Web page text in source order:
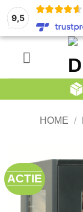
9,5
HOME /
ACTIE